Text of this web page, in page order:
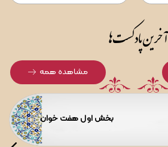
آخرین پادکست ها
مشاهده همه
بخش اول هفت خوان